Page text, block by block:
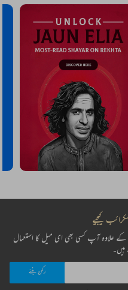
کیجیے
علاوہ آپ کسی بھی ای میل کا استعمال
ہیں۔